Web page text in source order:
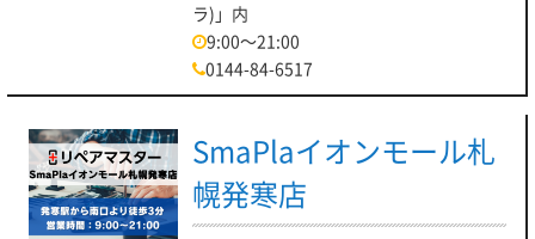
ラ)」内
9:00～21:00
0144-84-6517
SmaPlaイオンモール札
幌発寒店